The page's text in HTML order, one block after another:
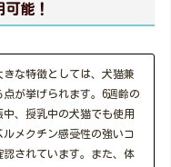
能！
きな特徴としては、犬猫兼
が挙げられます。6週齢の
、授乳中の犬猫でも使用
メクチン感受性の強いコ
認されています。また、体